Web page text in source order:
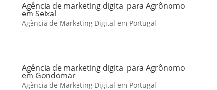
Agência de marketing digital para Agrônomo
em Seixal
Agência de Marketing Digital em Portugal
Agência de marketing digital para Agrônomo
em Gondomar
Agência de Marketing Digital em Portugal